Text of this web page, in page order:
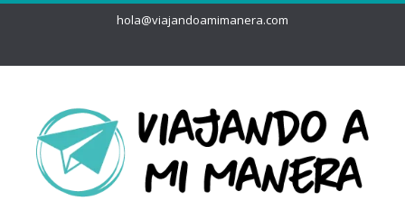
hola@viajandoamimanera.com